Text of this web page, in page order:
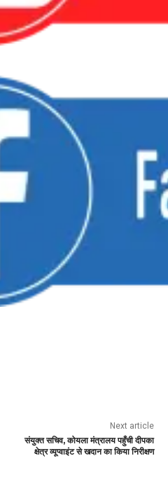
Next article
संयुक्त सचिव, कोयला मंत्रालय पहुँची दीपका
क्षेत्र व्यूप्वाइंट से खदान का किया निरीक्षण